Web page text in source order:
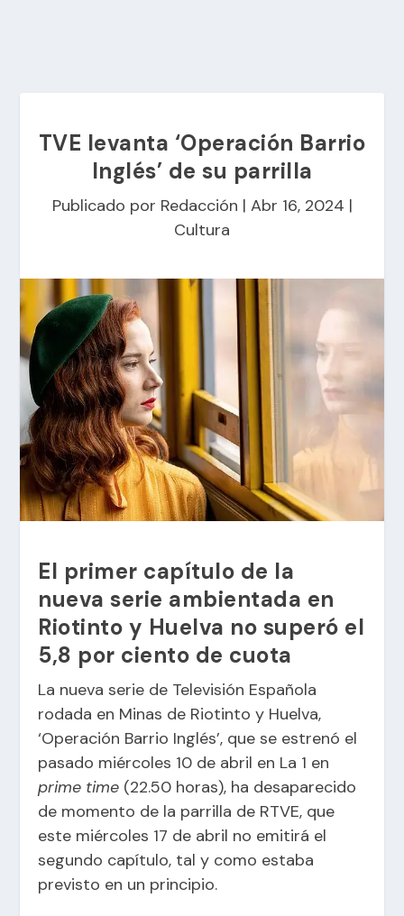
TVE levanta ‘Operación Barrio
Inglés’ de su parrilla
Publicado por Redacción | Abr 16, 2024 |
Cultura
El primer capítulo de la
nueva serie ambientada en
Riotinto y Huelva no superó el
5,8 por ciento de cuota
La nueva serie de Televisión Española
rodada en Minas de Riotinto y Huelva,
‘Operación Barrio Inglés’, que se estrenó el
pasado miércoles 10 de abril en La 1 en
prime time (22.50 horas), ha desaparecido
de momento de la parrilla de RTVE, que
este miércoles 17 de abril no emitirá el
segundo capítulo, tal y como estaba
previsto en un principio.